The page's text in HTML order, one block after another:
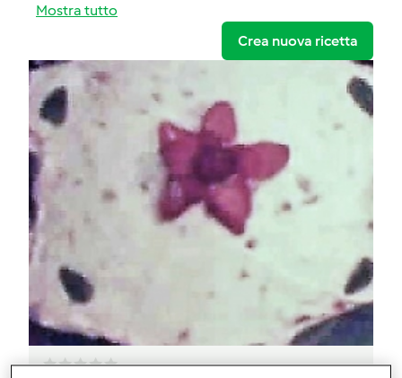
Mostra tutto
Crea nuova ricetta